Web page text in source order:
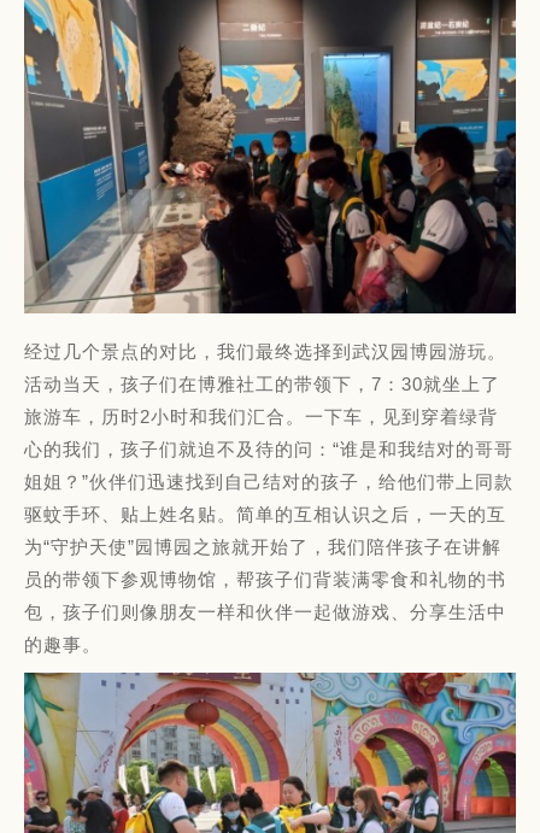
经过几个景点的对比，我们最终选择到武汉园博园游玩。
活动当天，孩子们在博雅社工的带领下，7：30就坐上了
旅游车，历时2小时和我们汇合。一下车，见到穿着绿背
心的我们，孩子们就迫不及待的问：“谁是和我结对的哥哥
姐姐？”伙伴们迅速找到自己结对的孩子，给他们带上同款
驱蚊手环、贴上姓名贴。简单的互相认识之后，一天的互
为“守护天使”园博园之旅就开始了，我们陪伴孩子在讲解
员的带领下参观博物馆，帮孩子们背装满零食和礼物的书
包，孩子们则像朋友一样和伙伴一起做游戏、分享生活中
的趣事。